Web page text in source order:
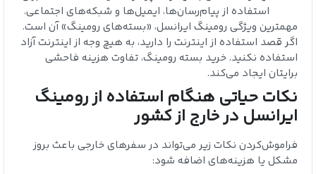
استفاده از پیام‌رسان‌ها، ایمیل‌ها و شبکه‌های اجتماعی.
مهمترین ویژگی رومینگ ایرانسل، «بسته‌های رومینگ» آن است.
اگر قصد استفاده از اینترنت را دارید، به هیچ وجه از اینترنت آزاد
استفاده نکنید. خرید بسته رومینگ، تفاوت هزینه‌ فاحشی
برایتان ایجاد می‌کند.
نکات حیاتی هنگام استفاده از رومینگ
ایرانسل در خارج از کشور
فراموش‌کردن نکات زیر می‌تواند در سفرهای خارجی باعث بروز
مشکل یا هزینه‌های اضافه شود: